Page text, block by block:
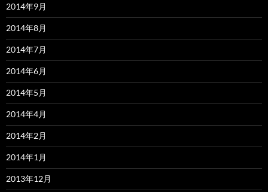
2014年9月
2014年8月
2014年7月
2014年6月
2014年5月
2014年4月
2014年2月
2014年1月
2013年12月